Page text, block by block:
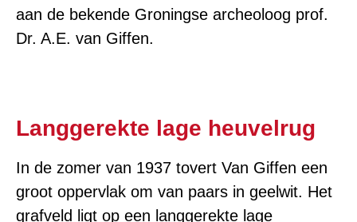
aan de bekende Groningse archeoloog prof.
Dr. A.E. van Giffen.
Langgerekte lage heuvelrug
In de zomer van 1937 tovert Van Giffen een
groot oppervlak om van paars in geelwit. Het
grafveld ligt op een langgerekte lage